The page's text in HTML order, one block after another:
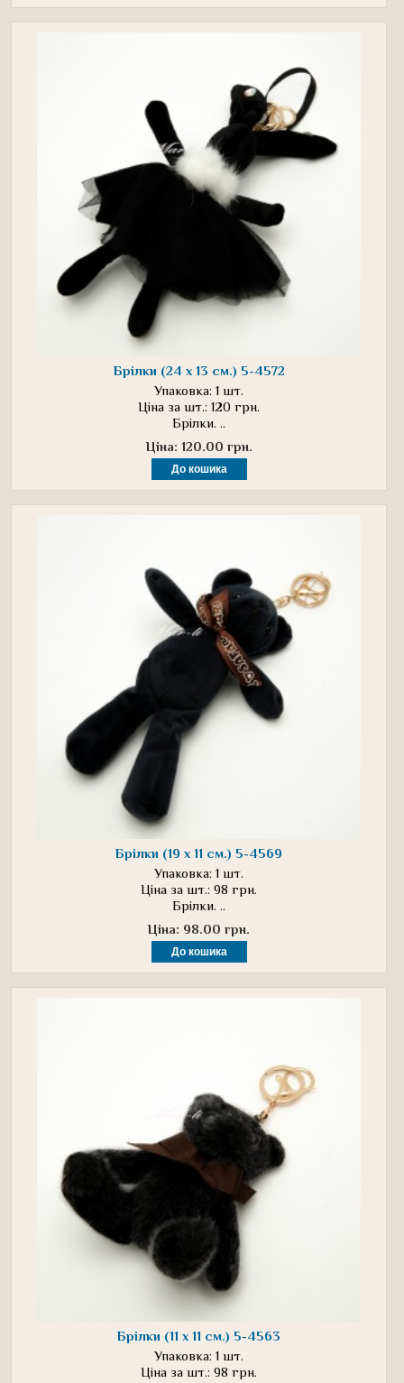
Брілки (24 х 13 см.) 5-4572
Упаковка: 1 шт.
Ціна за шт.: 120 грн.
Брілки. ..
Ціна: 120.00 грн.
Брілки (19 х 11 см.) 5-4569
Упаковка: 1 шт.
Ціна за шт.: 98 грн.
Брілки. ..
Ціна: 98.00 грн.
Брілки (11 х 11 см.) 5-4563
Упаковка: 1 шт.
Ціна за шт.: 98 грн.